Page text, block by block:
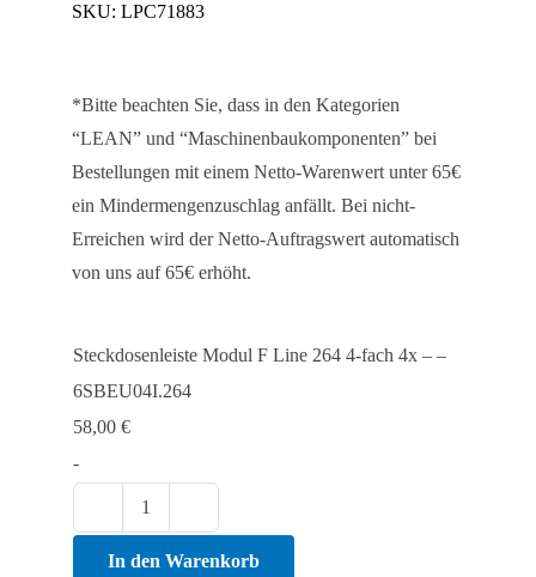
4-
SKU: LPC71883
*Bitte beachten Sie, dass in den Kategorien
“LEAN” und “Maschinenbaukomponenten” bei
Bestellungen mit einem Netto-Warenwert unter 65€
ein Mindermengenzuschlag anfällt. Bei nicht-
Erreichen wird der Netto-Auftragswert automatisch
von uns auf 65€ erhöht.
Steckdosenleiste Modul F Line 264 4-fach 4x – –
6SBEU04I.264
58,00 €
-
Modul
In den Warenkorb